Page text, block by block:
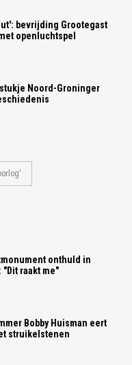
bevrijding Grootegast
openluchtspel
Noord-Groninger
onthuld in
"Dit raakt me"
Bobby Huisman eert
struikelstenen